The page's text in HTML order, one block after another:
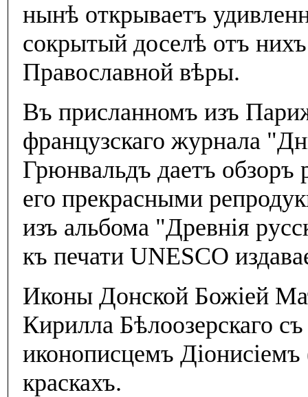
нынѣ открываетъ
сокрытый доселѣ отъ
Православной вѣры.
Въ присланномъ изъ
французскаго журнала
Грюнвальдъ даетъ обзоръ
его прекрасными
изъ альбома "Древнiя
къ печати UNESCO
Иконы Донской Божiей
Кирилла Бѣлоозерскаго
иконописцемъ Дiонисiемъ
краскахъ.